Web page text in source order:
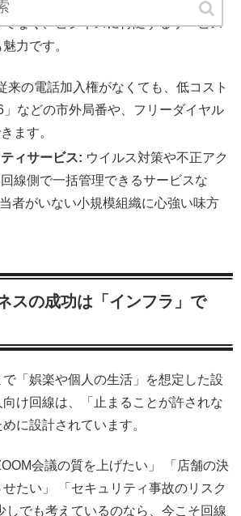
なく、ビジネスに付随するサービス
力です。
来の電話加入権がなくても、低コスト
」などの市外局番や、フリーダイヤル
ます。
ィサービス: ウイルス対策や不正アク
線側で一括管理できるサービスな
者がいない小規模組織に心強い味方
スの成功は「インフラ」で
「娯楽や個人の生活」を想定した設
け回線は、「止まることが許されな
に設計されています。
会議の質を上げたい」 「店舗の決
たい」 「セキュリティ事故のリスク
しでも考えているのなら、今こそ回線